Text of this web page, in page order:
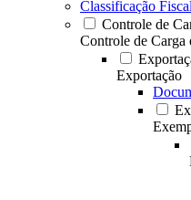
Classificação
Controle de
Controle de Carga
Exportação